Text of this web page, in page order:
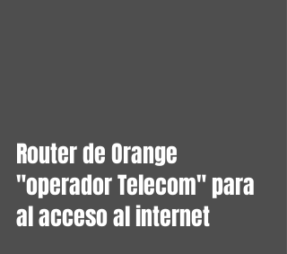
Router de Orange
"operador Telecom" para
al acceso al internet